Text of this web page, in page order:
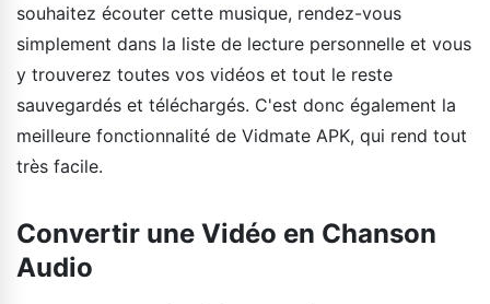
souhaitez écouter cette musique, rendez-vous
simplement dans la liste de lecture personnelle et vous
y trouverez toutes vos vidéos et tout le reste
sauvegardés et téléchargés. C'est donc également la
meilleure fonctionnalité de Vidmate APK, qui rend tout
très facile.
Convertir une Vidéo en Chanson
Audio